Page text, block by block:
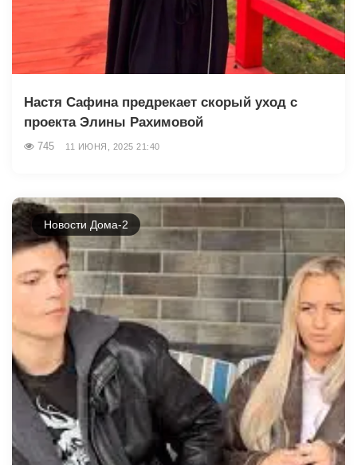
Настя Сафина предрекает скорый уход с
проекта Элины Рахимовой
745 11 ИЮНЯ, 2025 21:40
Новости Дома-2